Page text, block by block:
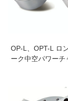
OP-L、OPT-L ロ
ーク中空パワーチ